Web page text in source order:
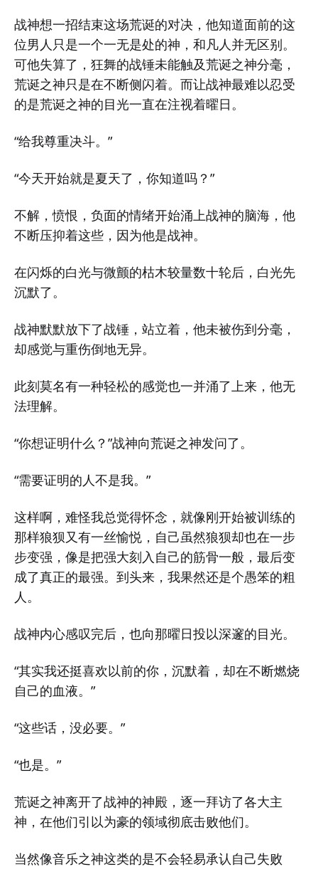
战神想一招结束这场荒诞的对决，他知道面前的这
位男人只是一个一无是处的神，和凡人并无区别。
可他失算了，狂舞的战锤未能触及荒诞之神分毫，
荒诞之神只是在不断侧闪着。而让战神最难以忍受
的是荒诞之神的目光一直在注视着曜日。
“给我尊重决斗。”
“今天开始就是夏天了，你知道吗？”
不解，愤恨，负面的情绪开始涌上战神的脑海，他
不断压抑着这些，因为他是战神。
在闪烁的白光与微颤的枯木较量数十轮后，白光先
沉默了。
战神默默放下了战锤，站立着，他未被伤到分毫，
却感觉与重伤倒地无异。
此刻莫名有一种轻松的感觉也一并涌了上来，他无
法理解。
“你想证明什么？”战神向荒诞之神发问了。
“需要证明的人不是我。”
这样啊，难怪我总觉得怀念，就像刚开始被训练的
那样狼狈又有一丝愉悦，自己虽然狼狈却也在一步
步变强，像是把强大刻入自己的筋骨一般，最后变
成了真正的最强。到头来，我果然还是个愚笨的粗
人。
战神内心感叹完后，也向那曜日投以深邃的目光。
“其实我还挺喜欢以前的你，沉默着，却在不断燃烧
自己的血液。”
“这些话，没必要。”
“也是。”
荒诞之神离开了战神的神殿，逐一拜访了各大主
神，在他们引以为豪的领域彻底击败他们。
当然像音乐之神这类的是不会轻易承认自己失败